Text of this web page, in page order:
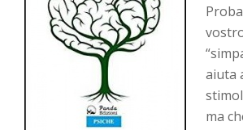
aiuta
ma